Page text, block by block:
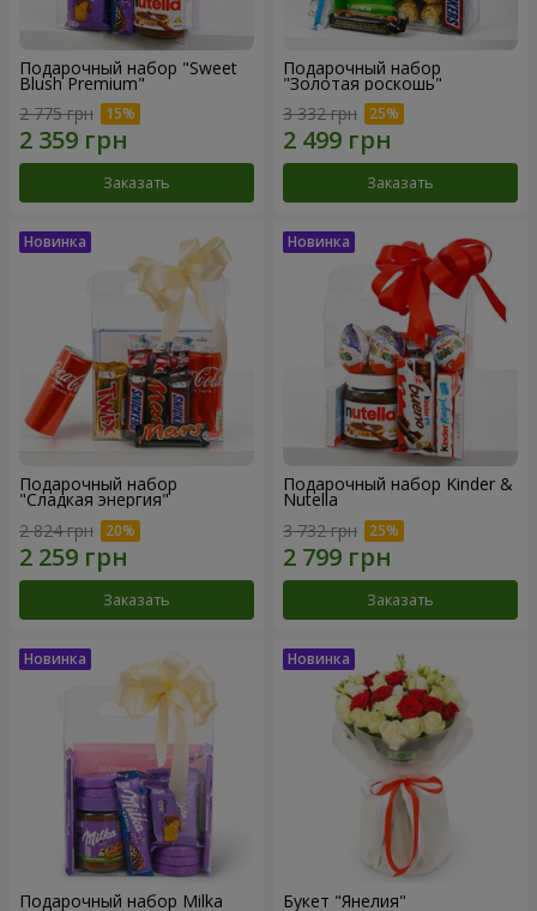
Подарочный набор "Sweet
Blush Premium"
2 775 грн
Заказать
Подарочный набор
"Золотая роскошь"
3 332 грн
Заказать
Подарочный набор
"Сладкая энергия"
2 824 грн
Заказать
Подарочный набор Kinder &
Nutella
3 732 грн
Заказать
Подарочный набор Milka Букет "Янелия"